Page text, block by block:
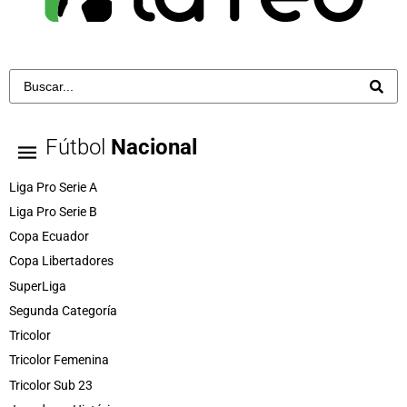
Fútbol Nacional
Liga Pro Serie A
Liga Pro Serie B
Copa Ecuador
Copa Libertadores
SuperLiga
Segunda Categoría
Tricolor
Tricolor Femenina
Tricolor Sub 23